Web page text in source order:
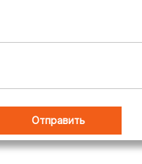
заботимся о том,
и сохранности,